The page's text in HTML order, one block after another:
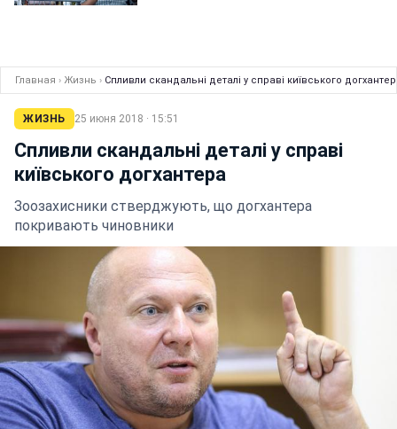
Главная › Жизнь › Спливли скандальні деталі у справі київського
ЖИЗНЬ 25 июня 2018 · 15:51
Спливли скандальні деталі у справі
київського догхантера
Зоозахисники стверджують, що догхантера
покривають чиновники